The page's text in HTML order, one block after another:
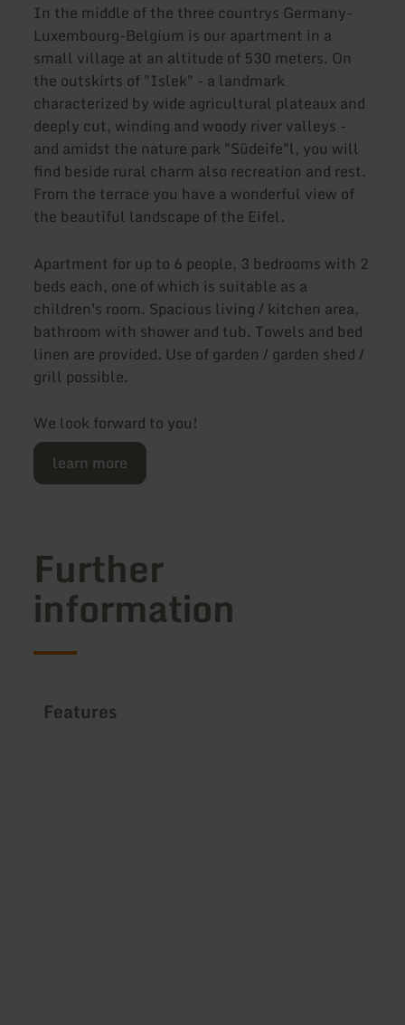
In the middle of the three countrys Germany-
Luxembourg-Belgium is our apartment in a
small village at an altitude of 530 meters. On
the outskirts of "Islek" - a landmark
characterized by wide agricultural plateaux and
deeply cut, winding and woody river valleys -
and amidst the nature park "Südeife"l, you will
find beside rural charm also recreation and rest.
From the terrace you have a wonderful view of
the beautiful landscape of the Eifel.
Apartment for up to 6 people, 3 bedrooms with 2
beds each, one of which is suitable as a
children's room. Spacious living / kitchen area,
bathroom with shower and tub. Towels and bed
linen are provided. Use of garden / garden shed /
grill possible.
We look forward to you!
learn more
Further
information
Features